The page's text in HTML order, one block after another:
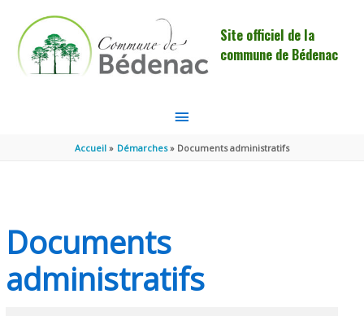
Site officiel de la
commune de Bédenac
MENU
PRINCIPAL
Accueil Démarches Documents administratifs
Documents
administratifs